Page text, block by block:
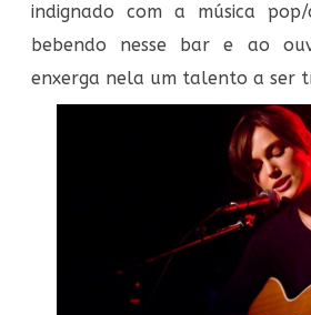
indignado com a música pop/
bebendo nesse bar e ao
enxerga nela um talento a ser